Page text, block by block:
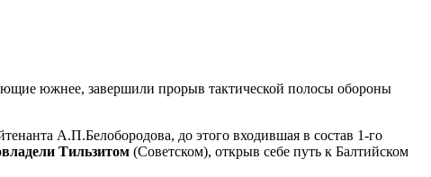
южнее, завершили прорыв тактической полосы обороны
А.П.Белобородова, до этого входившая в состав 1-го
Тильзитом (Советском), открыв себе путь к Балтийском